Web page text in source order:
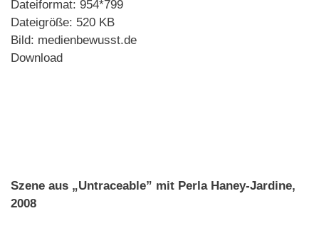
Dateiformat: 954*799
Dateigröße: 520 KB
Bild: medienbewusst.de
Download
Szene aus „Untraceable” mit Perla Haney-Jardine,
2008